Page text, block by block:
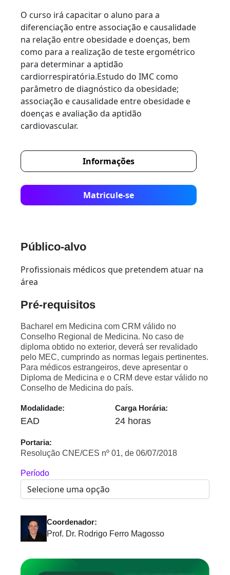
O curso irá capacitar o aluno para a
diferenciação entre associação e causalidade
na relação entre obesidade e doenças, bem
como para a realização de teste ergométrico
para determinar a aptidão
cardiorrespiratória.Estudo do IMC como
parâmetro de diagnóstico da obesidade;
associação e causalidade entre obesidade e
doenças e avaliação da aptidão
cardiovascular.
Informações
Matricule-se
Público-alvo
Profissionais médicos que pretendem atuar na
área
Pré-requisitos
Bacharel em Medicina com CRM válido no
Conselho Regional de Medicina. No caso de
diploma obtido no exterior, deverá ser revalidado
pelo MEC, cumprindo as normas legais pertinentes.
Para médicos estrangeiros, deve apresentar o
Diploma de Medicina e o CRM deve estar válido no
Conselho de Medicina do país.
Modalidade:
EAD
Carga Horária:
24 horas
Portaria:
Resolução CNE/CES nº 01, de 06/07/2018
Período
Coordenador:
Prof. Dr. Rodrigo Ferro Magosso